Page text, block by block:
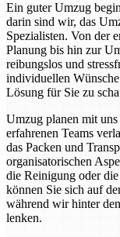
Ein guter Umzug
darin sind wir, das
Spezialisten. Von der
Planung bis hin zur
reibungslos und
individuellen
Lösung für Sie zu
Umzug planen mit
erfahrenen Teams
das Packen und
organisatorischen
die Reinigung oder
können Sie sich auf
während wir hinter
lenken.